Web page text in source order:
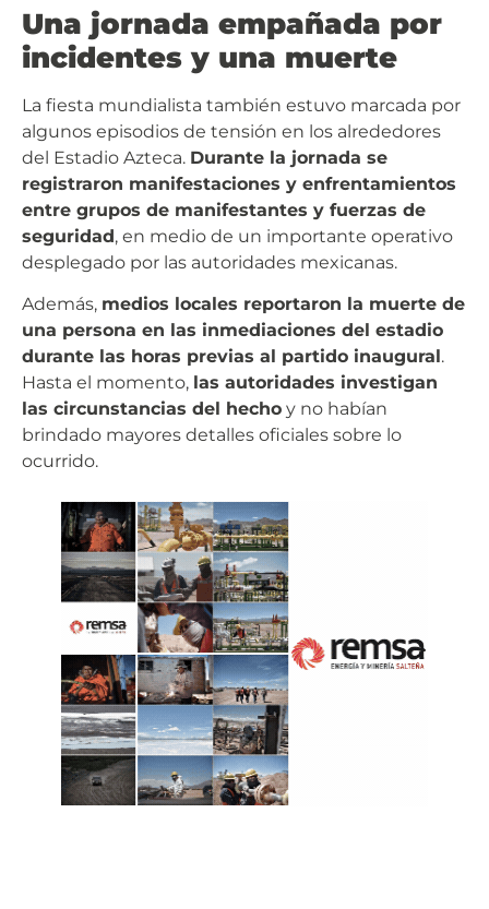
Una jornada empañada por
incidentes y una muerte
La fiesta mundialista también estuvo marcada por
algunos episodios de tensión en los alrededores
del Estadio Azteca. Durante la jornada se
registraron manifestaciones y enfrentamientos
entre grupos de manifestantes y fuerzas de
seguridad, en medio de un importante operativo
desplegado por las autoridades mexicanas.
Además, medios locales reportaron la muerte de
una persona en las inmediaciones del estadio
durante las horas previas al partido inaugural.
Hasta el momento, las autoridades investigan
las circunstancias del hecho y no habían
brindado mayores detalles oficiales sobre lo
ocurrido.